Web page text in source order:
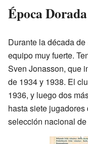
Época
Durante la década
equipo muy fuerte.
Sven Jonasson, que
de 1934 y 1938. El
1936, y luego dos
hasta siete
selección nacional